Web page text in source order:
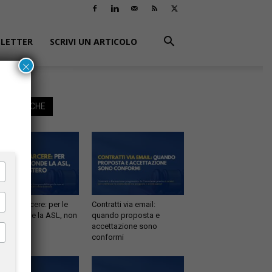
SCRIVI UN ARTICOLO
ANCHE
in carcere: per le
risponde la ASL, non
Contratti via email:
quando proposta e
accettazione sono
conformi
×